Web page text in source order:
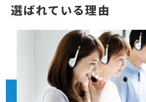
選ばれている理由